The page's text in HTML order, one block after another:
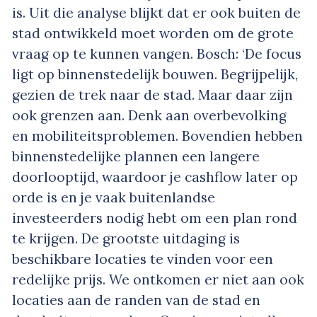
is. Uit die analyse blijkt dat er ook buiten de
stad ontwikkeld moet worden om de grote
vraag op te kunnen vangen. Bosch: ‘De focus
ligt op binnenstedelijk bouwen. Begrijpelijk,
gezien de trek naar de stad. Maar daar zijn
ook grenzen aan. Denk aan overbevolking
en mobiliteitsproblemen. Bovendien hebben
binnenstedelijke plannen een langere
doorlooptijd, waardoor je cashflow later op
orde is en je vaak buitenlandse
investeerders nodig hebt om een plan rond
te krijgen. De grootste uitdaging is
beschikbare locaties te vinden voor een
redelijke prijs. We ontkomen er niet aan ook
locaties aan de randen van de stad en